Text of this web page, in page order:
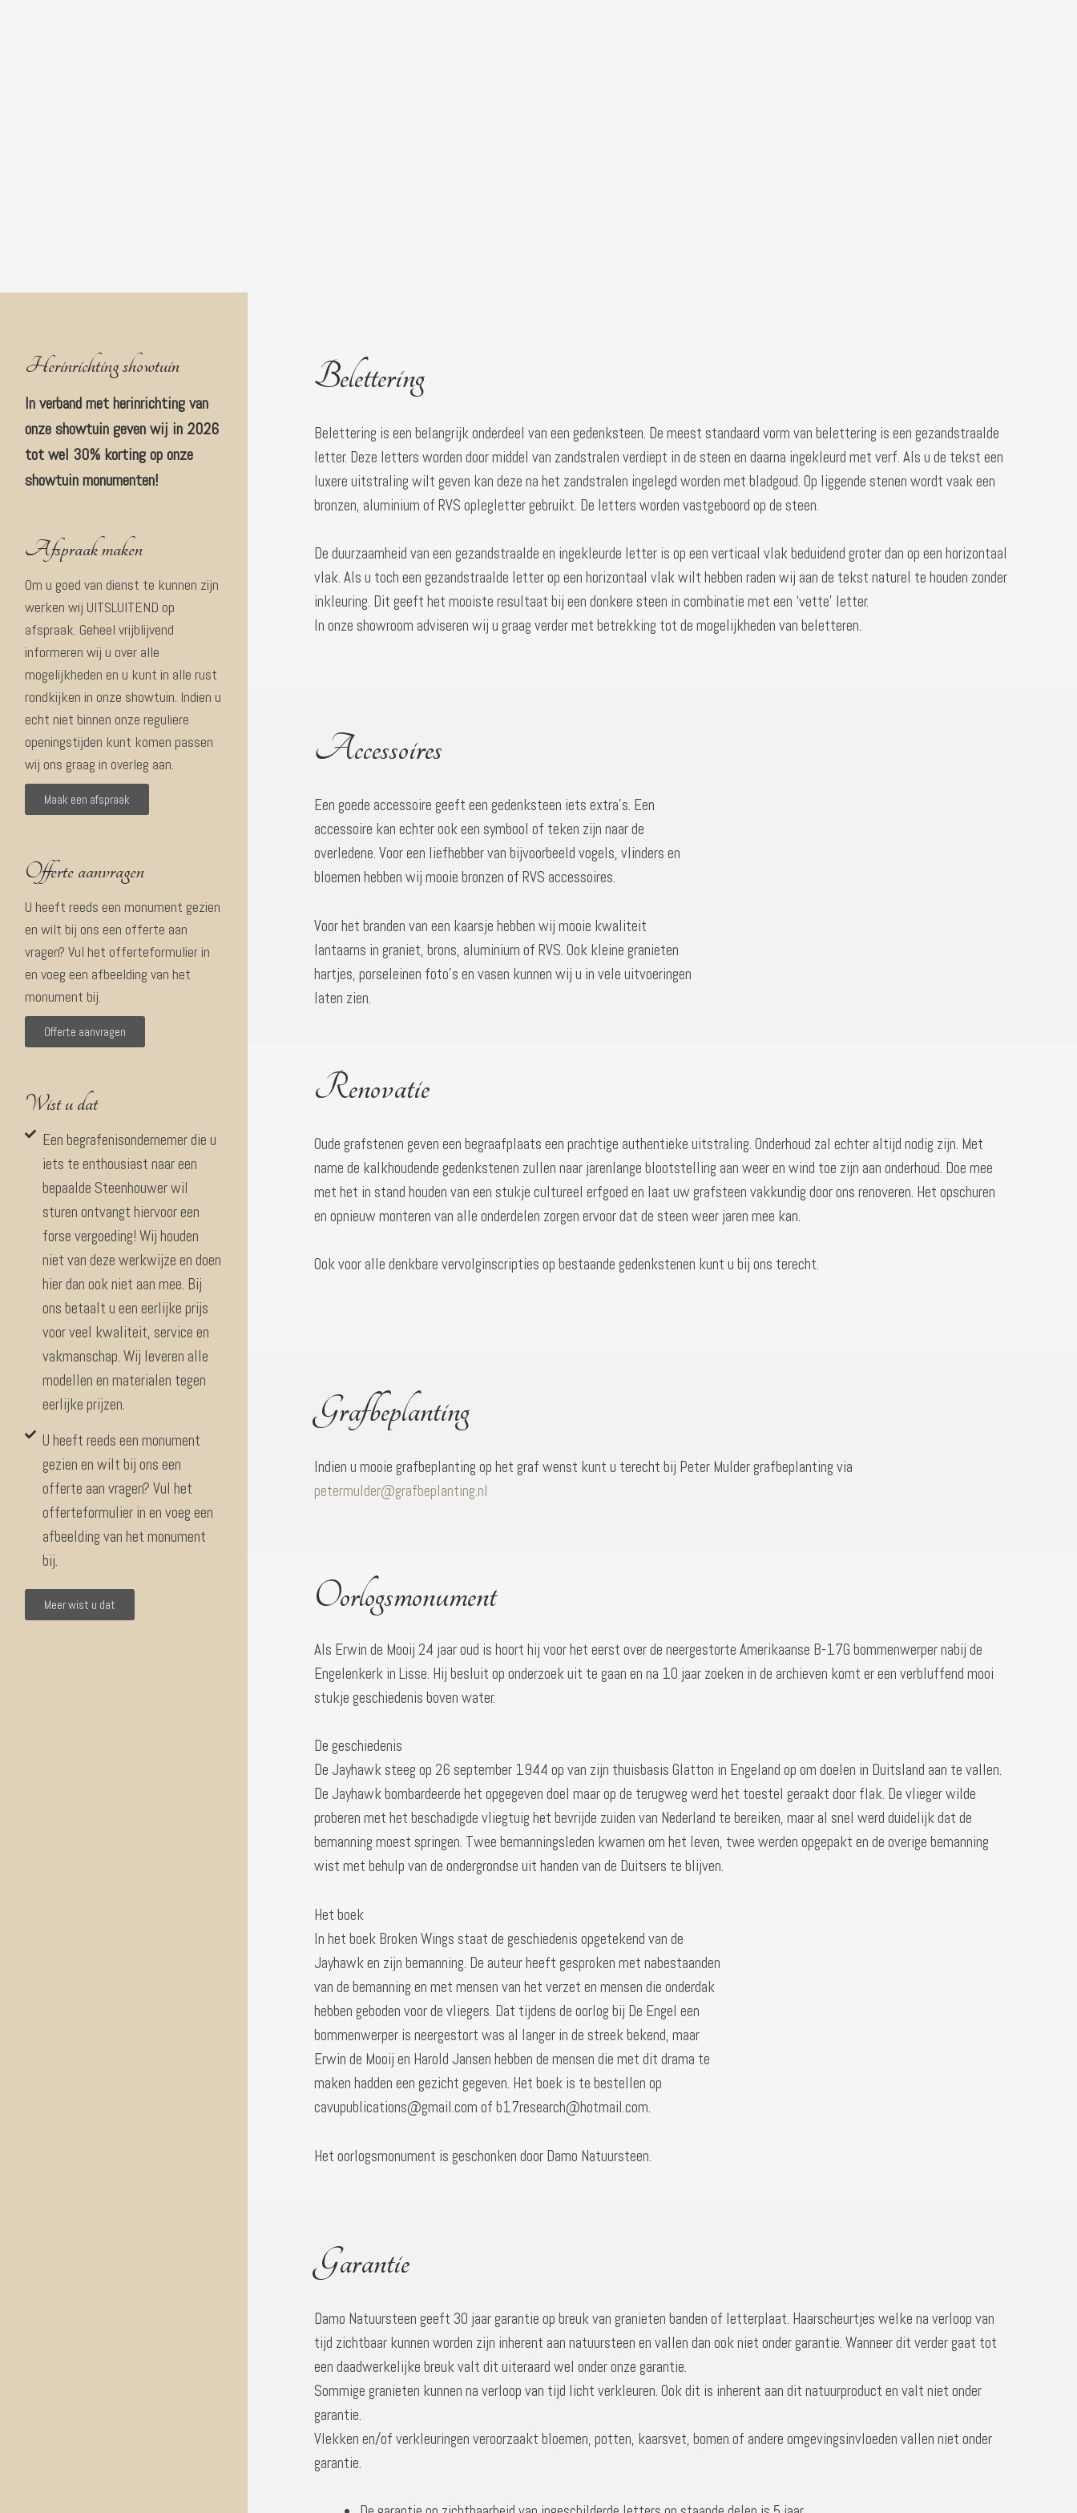
Herinrichting showtuin
In verband met herinrichting van
onze showtuin geven wij in 2026
tot wel 30% korting op onze
showtuin monumenten!
Afspraak maken
Om u goed van dienst te kunnen zijn
werken wij UITSLUITEND op
afspraak. Geheel vrijblijvend
informeren wij u over alle
mogelijkheden en u kunt in alle rust
rondkijken in onze showtuin. Indien u
echt niet binnen onze reguliere
openingstijden kunt komen passen
wij ons graag in overleg aan.
Maak een afspraak
Offerte aanvragen
U heeft reeds een monument gezien
en wilt bij ons een offerte aan
vragen? Vul het offerteformulier in
en voeg een afbeelding van het
monument bij.
Offerte aanvragen
Wist u dat
Een begrafenisondernemer die u
iets te enthousiast naar een
bepaalde Steenhouwer wil
sturen ontvangt hiervoor een
forse vergoeding! Wij houden
niet van deze werkwijze en doen
hier dan ook niet aan mee. Bij
ons betaalt u een eerlijke prijs
voor veel kwaliteit, service en
vakmanschap. Wij leveren alle
modellen en materialen tegen
eerlijke prijzen.
U heeft reeds een monument
gezien en wilt bij ons een
offerte aan vragen? Vul het
offerteformulier in en voeg een
afbeelding van het monument
bij.
Meer wist u dat
Belettering
Belettering is een belangrijk onderdeel van een gedenksteen. De meest standaard vorm van belettering is een gezandstraalde
letter. Deze letters worden door middel van zandstralen verdiept in de steen en daarna ingekleurd met verf. Als u de tekst een
luxere uitstraling wilt geven kan deze na het zandstralen ingelegd worden met bladgoud. Op liggende stenen wordt vaak een
bronzen, aluminium of RVS oplegletter gebruikt. De letters worden vastgeboord op de steen.
De duurzaamheid van een gezandstraalde en ingekleurde letter is op een verticaal vlak beduidend groter dan op een horizontaal
vlak. Als u toch een gezandstraalde letter op een horizontaal vlak wilt hebben raden wij aan de tekst naturel te houden zonder
inkleuring. Dit geeft het mooiste resultaat bij een donkere steen in combinatie met een ‘vette’ letter.
In onze showroom adviseren wij u graag verder met betrekking tot de mogelijkheden van beletteren.
Accessoires
Een goede accessoire geeft een gedenksteen iets extra’s. Een
accessoire kan echter ook een symbool of teken zijn naar de
overledene. Voor een liefhebber van bijvoorbeeld vogels, vlinders en
bloemen hebben wij mooie bronzen of RVS accessoires.
Voor het branden van een kaarsje hebben wij mooie kwaliteit
lantaarns in graniet, brons, aluminium of RVS. Ook kleine granieten
hartjes, porseleinen foto’s en vasen kunnen wij u in vele uitvoeringen
laten zien.
Renovatie
Oude grafstenen geven een begraafplaats een prachtige authentieke uitstraling. Onderhoud zal echter altijd nodig zijn. Met
name de kalkhoudende gedenkstenen zullen naar jarenlange blootstelling aan weer en wind toe zijn aan onderhoud. Doe mee
met het in stand houden van een stukje cultureel erfgoed en laat uw grafsteen vakkundig door ons renoveren. Het opschuren
en opnieuw monteren van alle onderdelen zorgen ervoor dat de steen weer jaren mee kan.
Ook voor alle denkbare vervolginscripties op bestaande gedenkstenen kunt u bij ons terecht.
Grafbeplanting
Indien u mooie grafbeplanting op het graf wenst kunt u terecht bij Peter Mulder grafbeplanting via
petermulder@grafbeplanting.nl
Oorlogsmonument
Als Erwin de Mooij 24 jaar oud is hoort hij voor het eerst over de neergestorte Amerikaanse B-17G bommenwerper nabij de
Engelenkerk in Lisse. Hij besluit op onderzoek uit te gaan en na 10 jaar zoeken in de archieven komt er een verbluffend mooi
stukje geschiedenis boven water.
De geschiedenis
De Jayhawk steeg op 26 september 1944 op van zijn thuisbasis Glatton in Engeland op om doelen in Duitsland aan te vallen.
De Jayhawk bombardeerde het opgegeven doel maar op de terugweg werd het toestel geraakt door flak. De vlieger wilde
proberen met het beschadigde vliegtuig het bevrijde zuiden van Nederland te bereiken, maar al snel werd duidelijk dat de
bemanning moest springen. Twee bemanningsleden kwamen om het leven, twee werden opgepakt en de overige bemanning
wist met behulp van de ondergrondse uit handen van de Duitsers te blijven.
Het boek
In het boek Broken Wings staat de geschiedenis opgetekend van de
Jayhawk en zijn bemanning. De auteur heeft gesproken met nabestaanden
van de bemanning en met mensen van het verzet en mensen die onderdak
hebben geboden voor de vliegers. Dat tijdens de oorlog bij De Engel een
bommenwerper is neergestort was al langer in de streek bekend, maar
Erwin de Mooij en Harold Jansen hebben de mensen die met dit drama te
maken hadden een gezicht gegeven. Het boek is te bestellen op
cavupublications@gmail.com of b17research@hotmail.com.
Het oorlogsmonument is geschonken door Damo Natuursteen.
Garantie
Damo Natuursteen geeft 30 jaar garantie op breuk van granieten banden of letterplaat. Haarscheurtjes welke na verloop van
tijd zichtbaar kunnen worden zijn inherent aan natuursteen en vallen dan ook niet onder garantie. Wanneer dit verder gaat tot
een daadwerkelijke breuk valt dit uiteraard wel onder onze garantie.
Sommige granieten kunnen na verloop van tijd licht verkleuren. Ook dit is inherent aan dit natuurproduct en valt niet onder
garantie.
Vlekken en/of verkleuringen veroorzaakt bloemen, potten, kaarsvet, bomen of andere omgevingsinvloeden vallen niet onder
garantie.